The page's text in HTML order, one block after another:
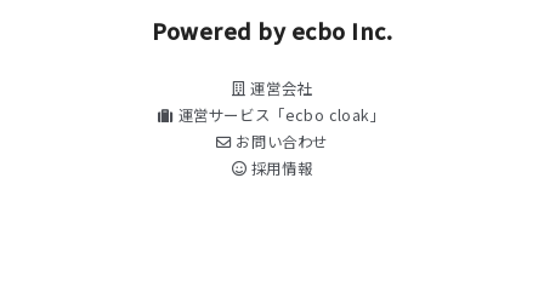
Powered by ecbo Inc.
運営会社
運営サービス「ecbo cloak」
お問い合わせ
採用情報